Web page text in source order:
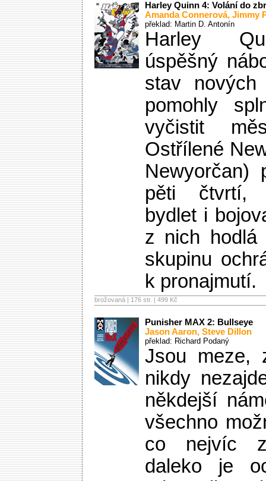
Harley Quinn 4: Volání do
Amanda Connerová, Jimmy
překlad: Martin D. Antonín
Harley
úspěšný
stav
pomohly
vyčistit
Ostřílené
Newyorčan)
pěti čtvrtí,
bydlet i
z nich hodlá
skupinu
k pronajmutí.
brožovaná | 176 str. | 499 Kč
Punisher MAX 2: Bullseye
Jason Aaron, Steve Dillon
překlad: Richard Podaný
Jsou meze,
nikdy
někdejší
všechno
co nejvíc
daleko je